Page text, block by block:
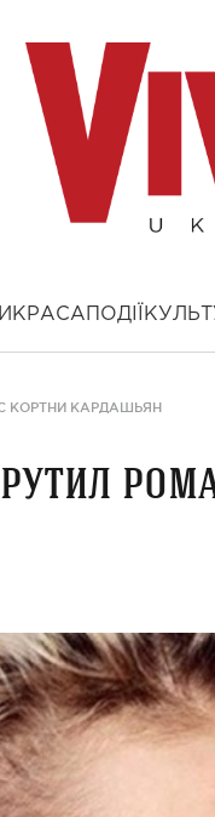
КРАСА ПОДІЇ
КОРТНИ КАРДАШЬЯН